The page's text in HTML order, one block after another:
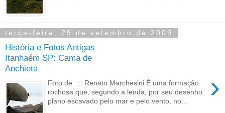
terça-feira, 29 de setembro de 2009
História e Fotos Antigas
Itanhaém SP: Cama de
Anchieta
›
Foto de ..:: Renato Marchesini É uma formação
rochosa que, segundo a lenda, por seu desenho
plano escavado pelo mar e pelo vento, no...